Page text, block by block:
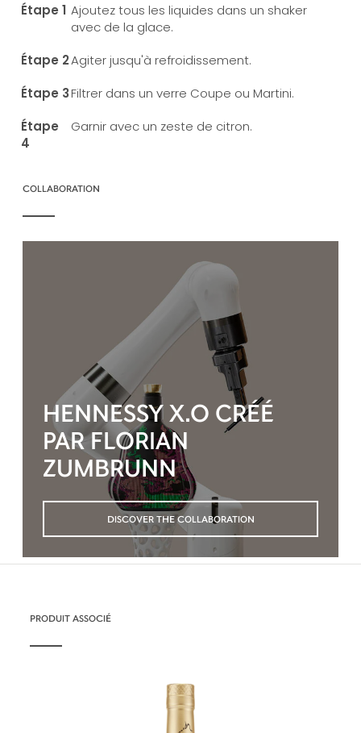
Ajoutez tous les liquides dans un shaker
avec de la glace.
Agiter jusqu'à refroidissement.
Filtrer dans un verre Coupe ou Martini.
Garnir avec un zeste de citron.
COLLABORATION
HENNESSY X.O CRÉÉ
PAR FLORIAN
ZUMBRUNN
DISCOVER THE COLLABORATION
PRODUIT ASSOCIÉ